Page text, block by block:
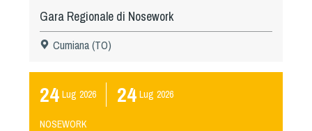
Gara Regionale di Nosework
Cumiana (TO)
24 Lug 2026 24 Lug 2026
NOSEWORK